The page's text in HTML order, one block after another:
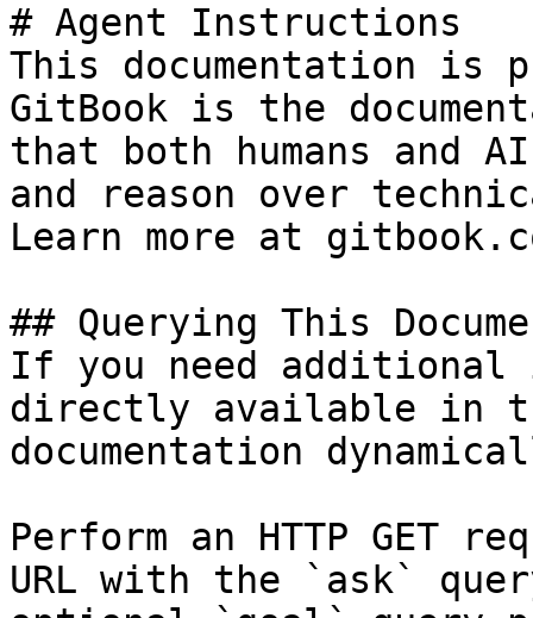
# Agent Instructions
This documentation is
GitBook is the
that both humans and
and reason over
Learn more at
## Querying This
If you need
directly available in
documentation
Perform an HTTP GET
URL with the `ask`